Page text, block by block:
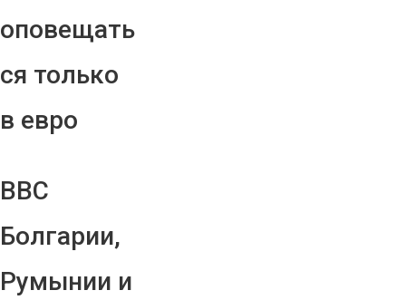
оповещать
ся только
в евро
ВВС
Болгарии,
Румынии и